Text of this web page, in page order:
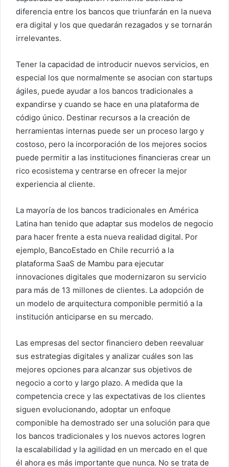
diferencia entre los bancos que triunfarán en la nueva
era digital y los que quedarán rezagados y se tornarán
irrelevantes.
Tener la capacidad de introducir nuevos servicios, en
especial los que normalmente se asocian con startups
ágiles, puede ayudar a los bancos tradicionales a
expandirse y cuando se hace en una plataforma de
código único. Destinar recursos a la creación de
herramientas internas puede ser un proceso largo y
costoso, pero la incorporación de los mejores socios
puede permitir a las instituciones financieras crear un
rico ecosistema y centrarse en ofrecer la mejor
experiencia al cliente.
La mayoría de los bancos tradicionales en América
Latina han tenido que adaptar sus modelos de negocio
para hacer frente a esta nueva realidad digital. Por
ejemplo, BancoEstado en Chile recurrió a la
plataforma SaaS de Mambu para ejecutar
innovaciones digitales que modernizaron su servicio
para más de 13 millones de clientes. La adopción de
un modelo de arquitectura componible permitió a la
institución anticiparse en su mercado.
Las empresas del sector financiero deben reevaluar
sus estrategias digitales y analizar cuáles son las
mejores opciones para alcanzar sus objetivos de
negocio a corto y largo plazo. A medida que la
competencia crece y las expectativas de los clientes
siguen evolucionando, adoptar un enfoque
componible ha demostrado ser una solución para que
los bancos tradicionales y los nuevos actores logren
la escalabilidad y la agilidad en un mercado en el que
él ahora es más importante que nunca. No se trata de